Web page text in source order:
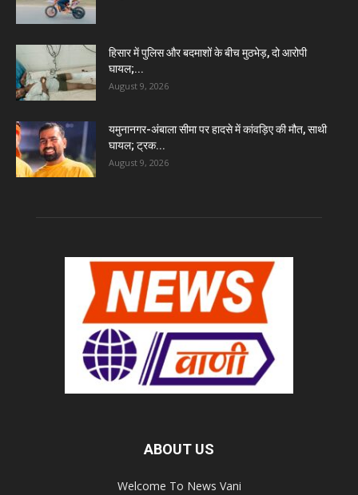
हिसार में पुलिस और बदमाशों के बीच मुठभेड़, दो आरोपी
घायल;...
August 9, 2026
यमुनानगर-अंबाला सीमा पर हादसे में कांवड़िए की मौत, साथी
घायल; ट्रक...
August 9, 2026
ABOUT US
Welcome To News Vani